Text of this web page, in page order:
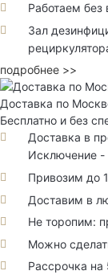
Работаем
Зал
подробнее >>
Доставка по
Бесплатно и без
Доставка в
Исключение -
Привозим до
Доставим в
Не торопим:
Можно
Рассрочка